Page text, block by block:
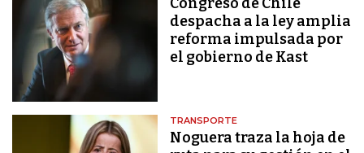
despacha a la ley amplia
reforma impulsada por
el gobierno de Kast
TRANSPORTE
Noguera traza la hoja de